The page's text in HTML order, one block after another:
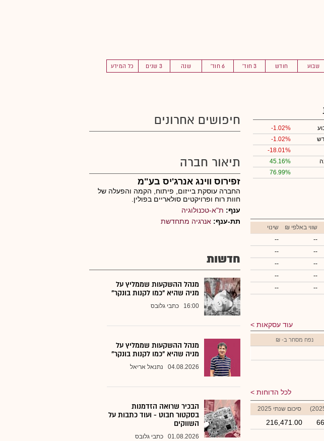
שבוע חודש 3 חוד' 6 חוד' שנה 3 שנים כל המידע
-1.02%
-1.02%
-18.01%
45.16%
76.99%
₪ שווי באלפי
שינוי
--
--
--
--
--
--
--
--
--
--
עוד עסקאות
נפח מסחר ב- ₪
לכל הדוחות
סיכום שנתי 2025
216,471.00
חיפושים אחרונים
תיאור חברה
זפירוס ווינג אנרג'יס בע"מ
החברה עוסקת בייזום, פיתוח, הקמה והפעלה של
חוות רוח ופרויקטים סולאריים בפולין.
ענף: ת"א-טכנולוגיה
תת-ענף: אנרגיה מתחדשת
חדשות
מנהל ההשקעות שממליץ על
מניה שהיא "כמו לקנות בונקר"
16:00 כתבי גלובס
מנהל ההשקעות שממליץ על
מניה שהיא "כמו לקנות בונקר"
04.08.2026 נתנאל אריאל
הבכיר שרואה הזדמנות
בסקטור חבוט - ועוד כתבות על
השווקים
01.08.2026 כתבי גלובס